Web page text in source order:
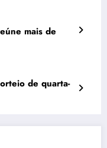
mais de
de quarta-